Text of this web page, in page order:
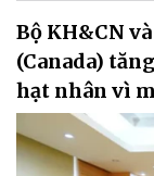
Bộ KH&CN
(Canada)
hạt nhân vì